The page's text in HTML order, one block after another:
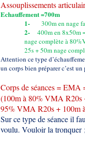
Assouplissements
Echauffement =700m
1-300m en nage
2-400m en 8x50m
nage complète à
25s + 50m nage
Attention ce type
un corps bien préparer c’est
Corps de séances = EMA
(100m à 80% VMA
95% VMA R20s + 100m
Sur ce type de séance il
voulu. Vouloir la tronquer